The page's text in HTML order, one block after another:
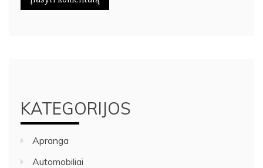
KATEGORIJOS
Apranga
Automobiliai